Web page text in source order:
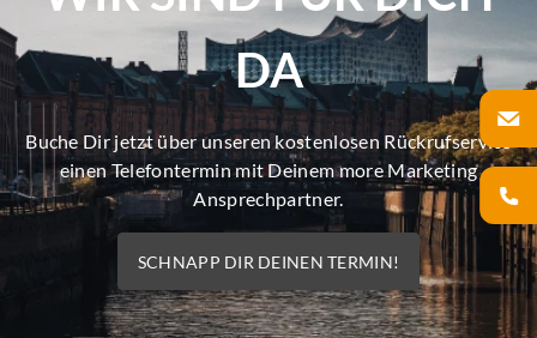
DA
Buche Dir jetzt über unseren kostenlosen Rückrufservice
einen Telefontermin mit Deinem more Marketing
Ansprechpartner.
SCHNAPP DIR DEINEN TERMIN!